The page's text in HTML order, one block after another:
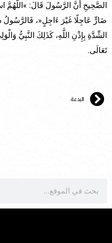
الصَّحِيحِ أَنَّ الرَّسُولَ قَالَ: »اللَّهُمَّ
ضَارٍّ عَاجِلًا غَيْرَ ءَاجِلٍ«، فَالرَّسُولُ
الشِّدَّةِ بِإِذْنِ اللَّهِ، كَذَلِكَ النَّبِيُّ
تَعَالَى.
البدعة